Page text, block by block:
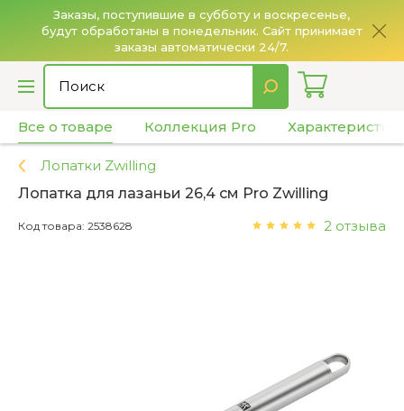
Заказы, поступившие в субботу и воскресенье,
будут обработаны в понедельник. Сайт принимает
заказы автоматически 24/7.
Все о товаре Коллекция Pro
Лопатки Zwilling
Лопатка для лазаньи 26,4 см Pro Zwilling
2 отзыва
Код товара: 2538628